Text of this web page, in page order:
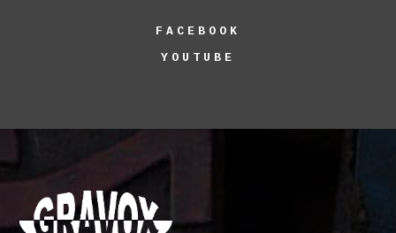
FACEBOOK
YOUTUBE